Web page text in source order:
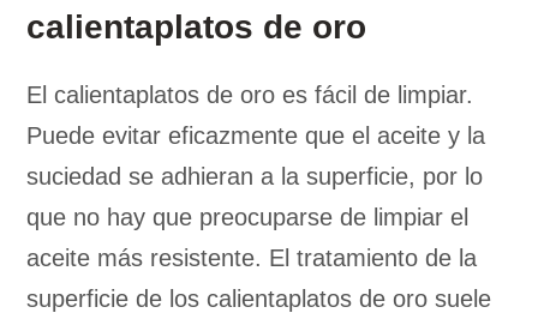
calientaplatos de oro
El calientaplatos de oro es fácil de limpiar.
Puede evitar eficazmente que el aceite y la
suciedad se adhieran a la superficie, por lo
que no hay que preocuparse de limpiar el
aceite más resistente. El tratamiento de la
superficie de los calientaplatos de oro suele